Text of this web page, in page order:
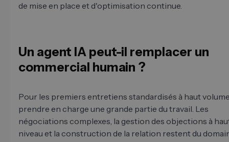
de mise en place et d'optimisation continue.
Un agent IA peut-il remplacer un
commercial humain ?
Pour les premiers entretiens standardisés à haut
prendre en charge une grande partie du travail. Les
négociations complexes, la gestion des objections à
niveau et la construction de la relation restent du